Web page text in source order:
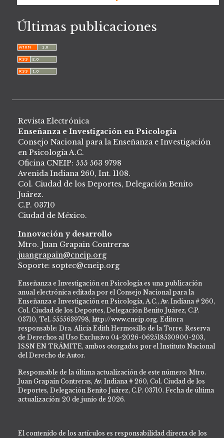
Últimas publicaciones
Revista Electrónica
Enseñanza e Investigación en Psicología
Consejo Nacional para la Enseñanza e Investigación
en Psicología A.C.
Oficina CNEIP: 555 563 9798
Avenida Indiana 260, Int. 1108.
Col. Ciudad de los Deportes, Delegación Benito
Juárez.
C.P. 03710
Ciudad de México.
Innovación y desarrollo
Mtro. Juan Grapain Contreras
juangrapain@cneip.org
Soporte: soptec@cneip.org
Enseñanza e Investigación en Psicología es una publicación
anual electrónica editada por el Consejo Nacional para la
Enseñanza e Investigación en Psicología, A.C., Av. Indiana # 260,
Col. Ciudad de los Deportes, Delegación Benito Juárez, C.P.
03710, Tel. 5555639798, http://www.cneip.org. Editora
responsable: Dra. Alicia Edith Hermosillo de la Torre. Reserva
de Derechos al Uso Exclusivo 04-2026-062518530900-203,
ISSN EN TRÁMITE, ambos otorgados por el Instituto Nacional
del Derecho de Autor.
Responsable de la última actualización de este número: Mtro.
Juan Grapain Contreras, Av. Indiana # 260, Col. Ciudad de los
Deportes, Delegación Benito Juárez, C.P. 03710. Fecha de última
actualización: 20 de junio de 2026.
El contenido de los artículos es responsabilidad directa de los